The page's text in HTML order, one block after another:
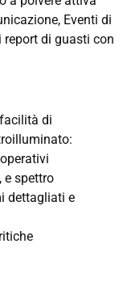
Eventi di
di guasti con
di
e spettro
dettagliati e